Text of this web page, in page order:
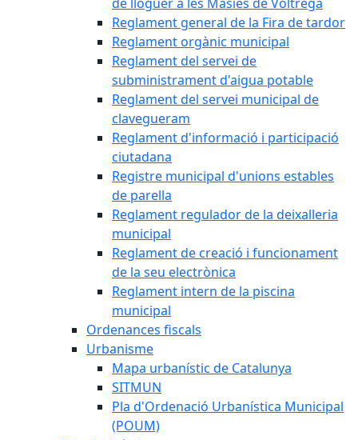
Reglament general de la Fira de tardor
Reglament orgànic municipal
Reglament del servei de
subministrament d'aigua potable
Reglament del servei municipal de
clavegueram
Reglament d'informació i participació
ciutadana
Registre municipal d'unions estables
de parella
Reglament regulador de la deixalleria
municipal
Reglament de creació i funcionament
de la seu electrònica
Reglament intern de la piscina
municipal
Ordenances fiscals
Urbanisme
Mapa urbanístic de Catalunya
SITMUN
Pla d'Ordenació Urbanística Municipal
(POUM)